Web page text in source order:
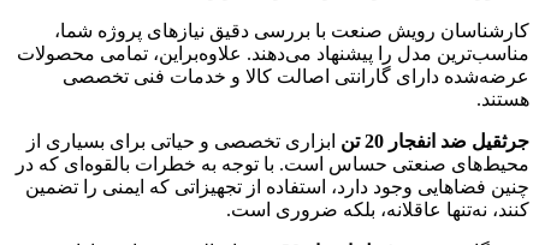
کارشناسان رویش صنعت با بررسی دقیق نیازهای پروژه شما،
مناسب‌ترین مدل را پیشنهاد می‌دهند. علاوه‌براین، تمامی محصولات
عرضه‌شده دارای گارانتی اصالت کالا و خدمات فنی تخصصی
هستند.
جرثقیل ضد انفجار 20 تن
ابزاری تخصصی و حیاتی برای بسیاری از
محیط‌های صنعتی حساس است. با توجه به خطرات بالقوه‌ای که در
چنین فضاهایی وجود دارد، استفاده از تجهیزاتی که ایمنی را تضمین
کنند، نه‌تنها عاقلانه، بلکه ضروری است.